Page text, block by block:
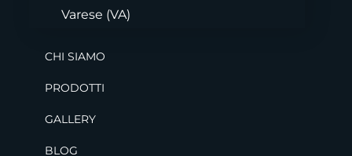
Varese (VA)
CHI SIAMO
PRODOTTI
GALLERY
BLOG